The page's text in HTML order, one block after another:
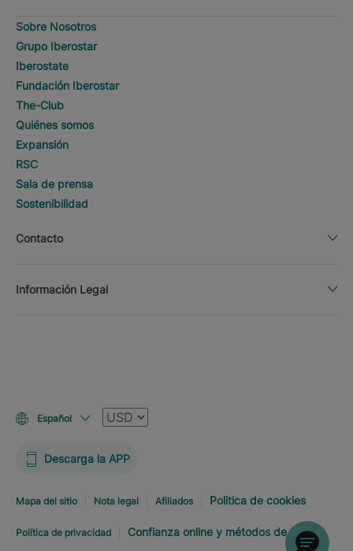
Sobre Nosotros
Grupo Iberostar
Iberostate
Fundación Iberostar
The-Club
Quiénes somos
Expansión
RSC
Sala de prensa
Sostenibilidad
Contacto
Información Legal
Español Moneda
Descarga la APP
Mapa del sitio Nota legal Afiliados Politica de cookies
Política de privacidad Confianza online y métodos de pago